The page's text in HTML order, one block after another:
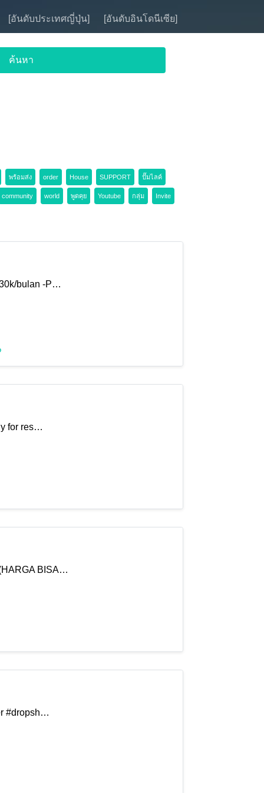
[อันดับประเทศญี่ปุ่น] [อันดับอินโดนีเซีย]
พร้อมส่ง order House SUPPORT ปั๊มไลค์
community world พูดคุย Youtube กลุ่ม Invite
bulan -P…
for res…
BISA…
#dropsh…